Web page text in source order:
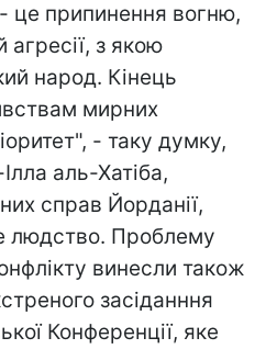
це припинення вогню,
з якою
народ. Кінець
мирних
- таку думку,
аль-Хатіба,
справ Йорданії,
людство. Проблему
винесли також
засіданння
Конференції, яке